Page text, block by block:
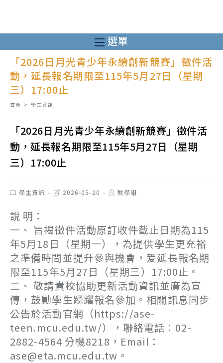
至
主
內
選單
「2026日月光青少年永續創新競賽」徵件活
動，延長報名期限至115年5月27日（星期
三）17:00止
首頁 > 學生資訊
「2026日月光青少年永續創新競賽」徵件活
動，延長報名期限至115年5月27日（星期
三）17:00止
Post學生資訊
Post2026-05-20
Post教學組
說 明：
一、 旨揭徵件活動原訂收件截止日期為115
年5月18日（星期一），為提供學生更充裕
之準備時間並提升參與機會，爰延長報名期
限至115年5月27日（星期三）17:00止。
二、 敬請貴校協助更新活動資訊並廣為宣
傳，鼓勵學生踴躍報名參加。相關訊息同步
公告於活動官網（https://ase-
teen.mcu.edu.tw/），聯絡電話：02-
2882-4564 分機8218，Email：
ase@eta.mcu.edu.tw。